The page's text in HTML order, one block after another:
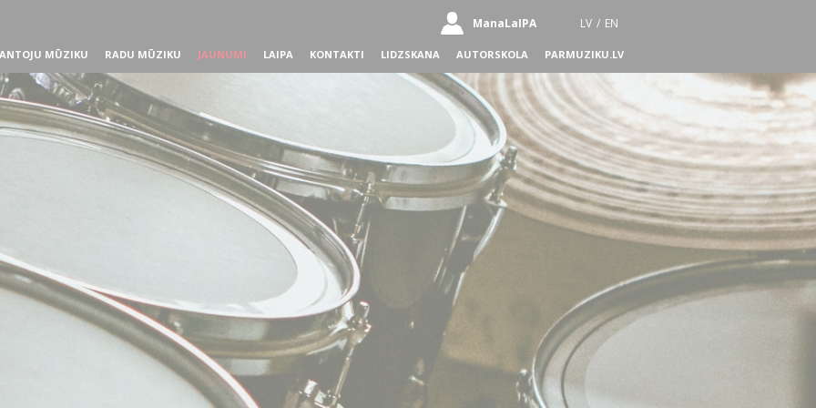
ManaLaIPA LV / EN
MŪZIKU RADU MŪZIKU JAUNUMI LAIPA KONTAKTI LIDZSKANA AUTORSKOLA PARMUZIKU.LV